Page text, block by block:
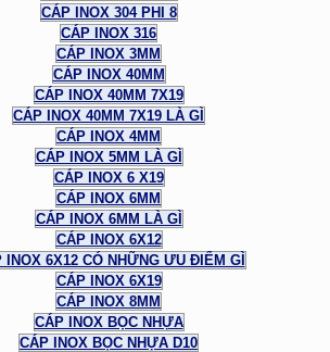
CÁP INOX 304 PHI 8
CÁP INOX 316
CÁP INOX 3MM
CÁP INOX 40MM
CÁP INOX 40MM 7X19
CÁP INOX 40MM 7X19 LÀ GÌ
CÁP INOX 4MM
CÁP INOX 5MM LÀ GÌ
CÁP INOX 6 X19
CÁP INOX 6MM
CÁP INOX 6MM LÀ GÌ
CÁP INOX 6X12
INOX 6X12 CÓ NHỮNG ƯU ĐIỂM GÌ
CÁP INOX 6X19
CÁP INOX 8MM
CÁP INOX BỌC NHỰA
CÁP INOX BỌC NHỰA D10